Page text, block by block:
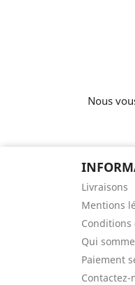
Nous
Livraisons
Mentions
Qui
Paiement
Contactez-